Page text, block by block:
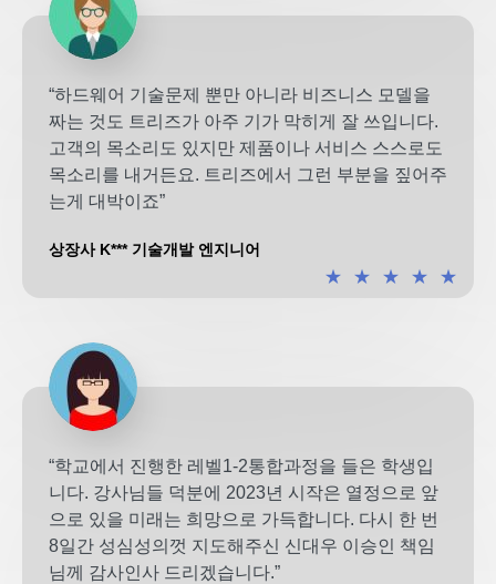
“하드웨어 기술문제 뿐만 아니라 비즈니스 모델을
짜는 것도 트리즈가 아주 기가 막히게 잘 쓰입니다.
고객의 목소리도 있지만 제품이나 서비스 스스로도
목소리를 내거든요. 트리즈에서 그런 부분을 짚어주
는게 대박이죠”
★ ★ ★ ★ ★
상장사 K*** 기술개발 엔지니어
“학교에서 진행한 레벨1-2통합과정을 들은 학생입
니다. 강사님들 덕분에 2023년 시작은 열정으로 앞
으로 있을 미래는 희망으로 가득합니다. 다시 한 번
8일간 성심성의껏 지도해주신 신대우 이승인 책임
님께 감사인사 드리겠습니다.”